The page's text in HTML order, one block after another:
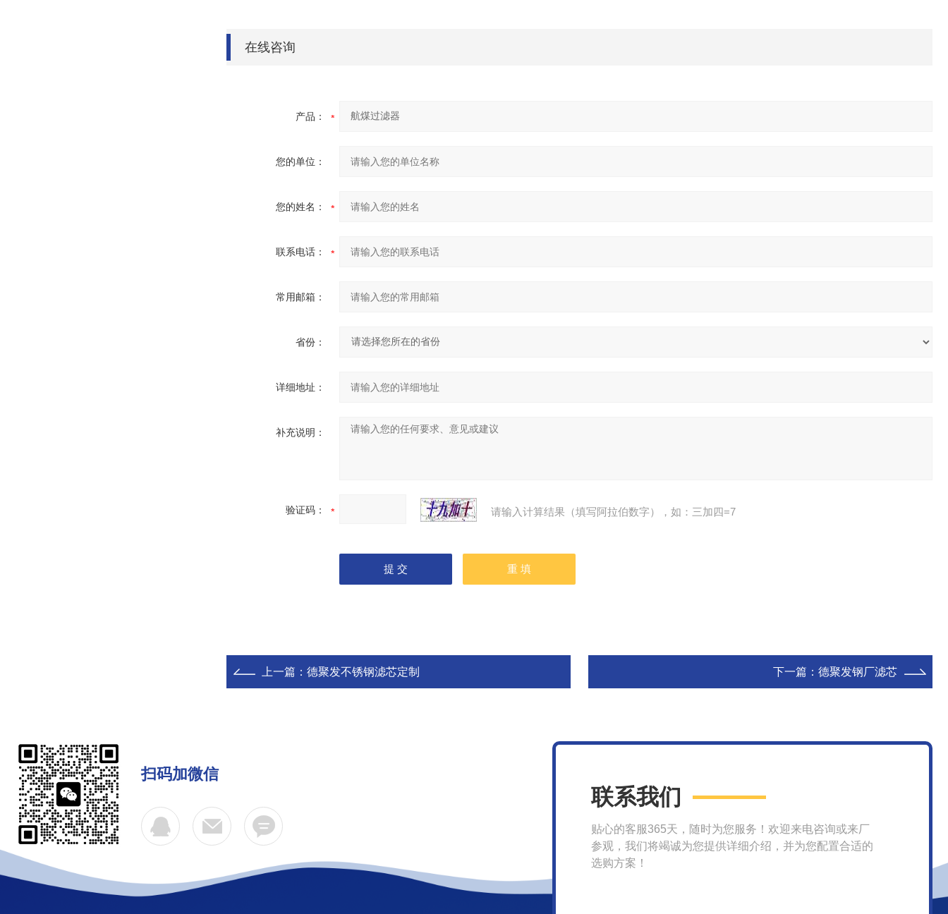
在线咨询
产品：
您的单位：
您的姓名：
联系电话：
常用邮箱：
省份：
详细地址：
补充说明：
验证码： 请输入计算结果（填写阿拉伯数字），如：三加四=7
上一篇： 德聚发不锈钢滤芯定制 下一篇： 德聚发钢厂滤芯
扫码加微信
联系我们
贴心的客服365天，随时为您服务！欢迎来电咨询或来厂
参观，我们将竭诚为您提供详细介绍，并为您配置合适的
选购方案！